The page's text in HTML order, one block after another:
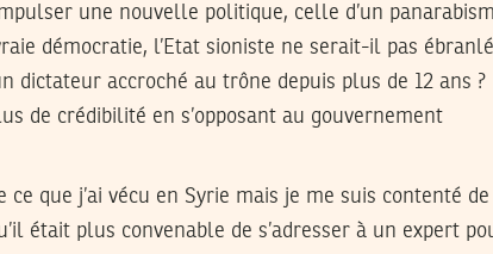
une nouvelle politique, celle d’un
démocratie, l’Etat sioniste ne serait-il pas ébranlé
dictateur accroché au trône depuis plus de 12 ans ?
de crédibilité en s’opposant au gouvernement
que j’ai vécu en Syrie mais je me suis contenté de
était plus convenable de s’adresser à un expert